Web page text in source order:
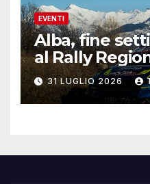
EVENTI
Alba, fine
al Rally
31 LUGLIO 2026